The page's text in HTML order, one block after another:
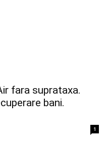
fara suprataxa.
bani.
1